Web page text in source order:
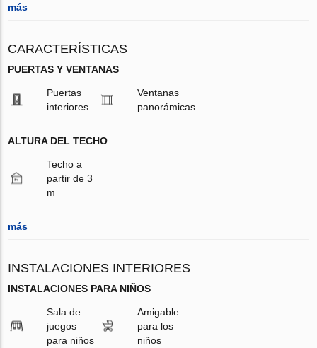
más
CARACTERÍSTICAS
PUERTAS Y VENTANAS
Puertas
interiores
Ventanas
panorámicas
ALTURA DEL TECHO
Techo a
partir de 3
m
más
INSTALACIONES INTERIORES
INSTALACIONES PARA NIÑOS
Sala de
juegos
para niños
Amigable
para los
niños